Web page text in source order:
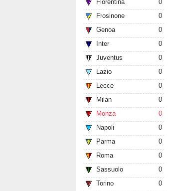
Fiorentina
0
Frosinone
0
Genoa
0
Inter
0
Juventus
0
Lazio
0
Lecce
0
Milan
0
Monza
0
Napoli
0
Parma
0
Roma
0
Sassuolo
0
Torino
0